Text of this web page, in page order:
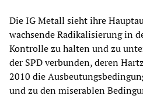
Die IG Metall sieht ihre
wachsende Radikalisierung in
Kontrolle zu halten und zu
der SPD verbunden, deren
2010 die
und zu den miserablen